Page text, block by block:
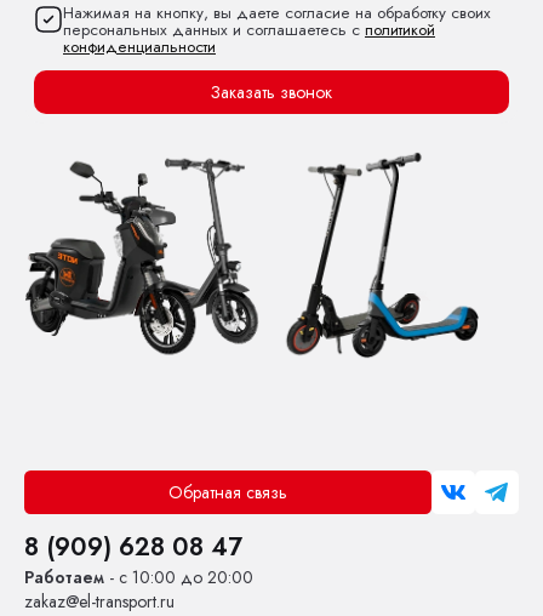
Нажимая на кнопку, вы даете согласие на обработку своих
персональных данных и соглашаетесь с политикой
конфиденциальности
Заказать звонок
Обратная связь
8 (909) 628 08 47
Работаем - с 10:00 до 20:00
zakaz@el-transport.ru